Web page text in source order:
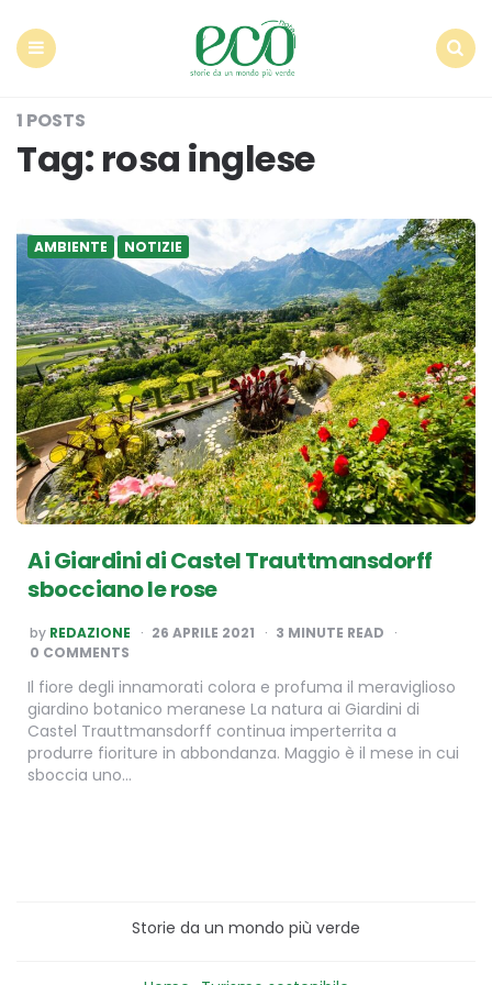
1 POSTS
Tag: rosa inglese
AMBIENTE NOTIZIE
Ai Giardini di Castel Trauttmansdorff
sbocciano le rose
POSTED
BY
by REDAZIONE 26 APRILE 2021 3 MINUTE READ
0 COMMENTS
Il fiore degli innamorati colora e profuma il meraviglioso
giardino botanico meranese La natura ai Giardini di
Castel Trauttmansdorff continua imperterrita a
produrre fioriture in abbondanza. Maggio è il mese in cui
sboccia uno…
Storie da un mondo più verde